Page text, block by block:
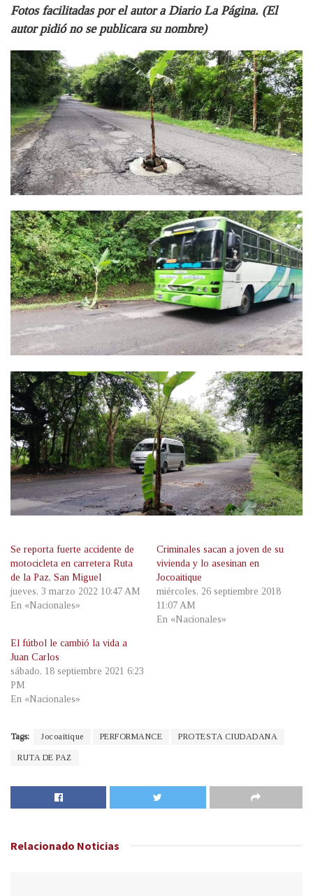
Fotos facilitadas por el autor a Diario La Página. (El
autor pidió no se publicara su nombre)
Se reporta fuerte accidente de
motocicleta en carretera Ruta
de la Paz, San Miguel
jueves, 3 marzo 2022 10:47 AM
En «Nacionales»
Criminales sacan a joven de su
vivienda y lo asesinan en
Jocoaitique
miércoles, 26 septiembre 2018
11:07 AM
En «Nacionales»
El fútbol le cambió la vida a
Juan Carlos
sábado, 18 septiembre 2021 6:23
PM
En «Nacionales»
Tags: Jocoaitique PERFORMANCE PROTESTA CIUDADANA
RUTA DE PAZ
Relacionado Noticias